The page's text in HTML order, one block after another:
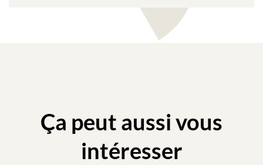
Ça peut aussi vous
intéresser